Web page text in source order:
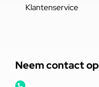
Klantenservice
Neem contact op